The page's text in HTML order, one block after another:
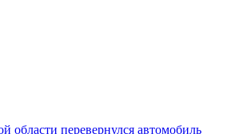
области перевернулся автомобиль